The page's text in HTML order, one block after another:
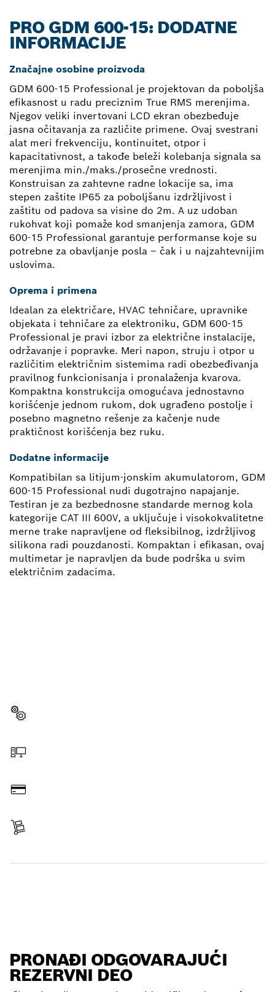
PRO GDM 600-15: DODATNE
INFORMACIJE
Značajne osobine proizvoda
GDM 600-15 Professional je projektovan da poboljša
efikasnost u radu preciznim True RMS merenjima.
Njegov veliki invertovani LCD ekran obezbeđuje
jasna očitavanja za različite primene. Ovaj svestrani
alat meri frekvenciju, kontinuitet, otpor i
kapacitativnost, a takođe beleži kolebanja signala sa
merenjima min./maks./prosečne vrednosti.
Konstruisan za zahtevne radne lokacije sa, ima
stepen zaštite IP65 za poboljšanu izdržljivost i
zaštitu od padova sa visine do 2m. A uz udoban
rukohvat koji pomaže kod smanjenja zamora, GDM
600-15 Professional garantuje performanse koje su
potrebne za obavljanje posla – čak i u najzahtevnijim
uslovima.
Oprema i primena
Idealan za električare, HVAC tehničare, upravnike
objekata i tehničare za elektroniku, GDM 600-15
Professional je pravi izbor za električne instalacije,
održavanje i popravke. Meri napon, struju i otpor u
različitim električnim sistemima radi obezbeđivanja
pravilnog funkcionisanja i pronalaženja kvarova.
Kompaktna konstrukcija omogućava jednostavno
korišćenje jednom rukom, dok ugrađeno postolje i
posebno magnetno rešenje za kačenje nude
praktičnost korišćenja bez ruku.
Dodatne informacije
Kompatibilan sa litijum-jonskim akumulatorom, GDM
600-15 Professional nudi dugotrajno napajanje.
Testiran je za bezbednosne standarde mernog kola
kategorije CAT III 600V, a uključuje i visokokvalitetne
merne trake napravljene od fleksibilnog, izdržljivog
silikona radi pouzdanosti. Kompaktan i efikasan, ovaj
multimetar je napravljen da bude podrška u svim
električnim zadacima.
PRONAĐI ODGOVARAJUĆI
REZERVNI DEO